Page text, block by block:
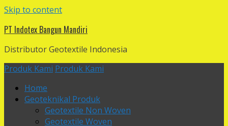
Skip to content
PT Indotex Bangun Mandiri
Distributor Geotextile Indonesia
Produk Kami Produk Kami
Home
Geoteknikal Produk
Geotextile Non Woven
Geotextile Woven